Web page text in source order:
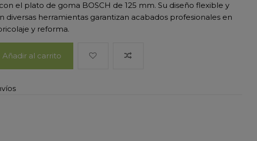
el plato de goma BOSCH de 125 mm. Su diseño flexible y
diversas herramientas garantizan acabados profesionales en
y reforma.
Añadir al carrito